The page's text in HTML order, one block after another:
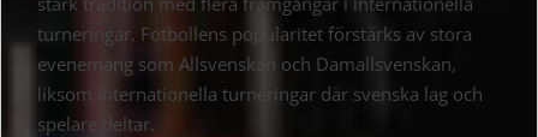
turneringar. Fotbollens popularitet förstärks av stora
evenemang som Allsvenskan och Damallsvenskan,
liksom internationella turneringar där svenska lag och
spelare deltar.